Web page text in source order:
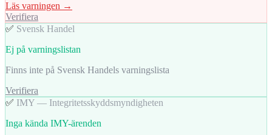
Läs varningen →
Verifiera
✅ Svensk Handel
Ej på varningslistan
Finns inte på Svensk Handels varningslista
Verifiera
✅ IMY — Integritetsskyddsmyndigheten
Inga kända IMY-ärenden